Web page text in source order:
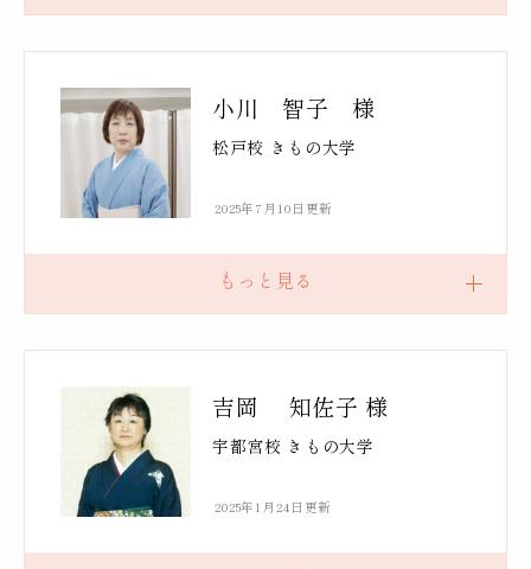
小川 智子 様
松戸校 きもの大学
2025年7月10日更新
吉岡 知佐子 様
宇都宮校 きもの大学
2025年1月24日更新